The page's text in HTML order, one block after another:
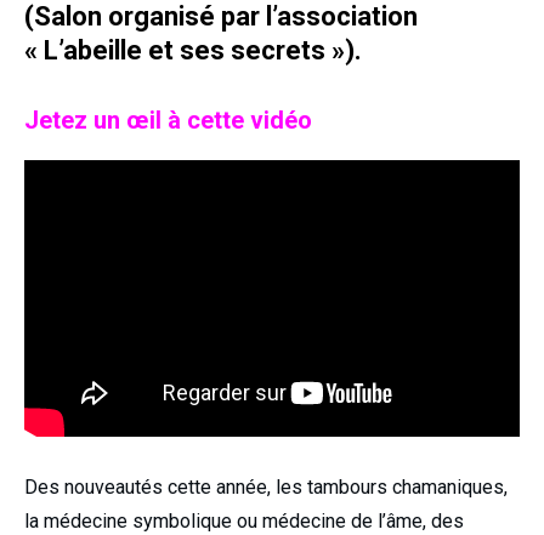
(Salon organisé par l’association
« L’abeille et ses secrets »).
Jetez un œil à cette vidéo
Des nouveautés cette année, les tambours chamaniques,
la médecine symbolique ou médecine de l’âme, des